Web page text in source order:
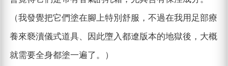
（我發覺把它們塗在腳上特別舒服，不過在我用足部療
養來褻瀆儀式道具、因此墮入都遼版本的地獄後，大概
就需要全身都塗一遍了。）